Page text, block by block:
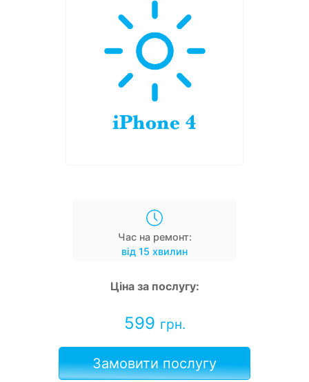
Час на ремонт:
від 15 хвилин
Ціна за послугу:
599 грн.
Замовити послугу